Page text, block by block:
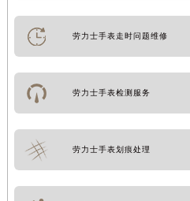
劳力士手表走时问题维修
劳力士手表检测服务
劳力士手表划痕处理